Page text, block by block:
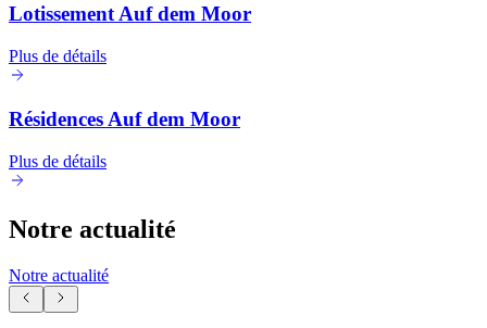
Lotissement Auf dem Moor
Plus de détails
Résidences Auf dem Moor
Plus de détails
Notre actualité
Notre actualité